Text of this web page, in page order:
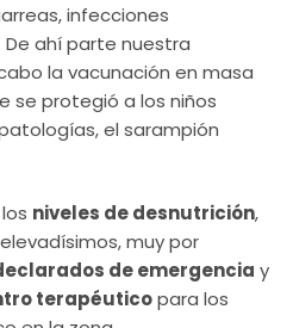
infecciones
ahí parte nuestra
la vacunación en masa
se protegió a los niños
el sarampión
niveles de desnutrición,
muy por
de emergencia y
terapéuticopara los